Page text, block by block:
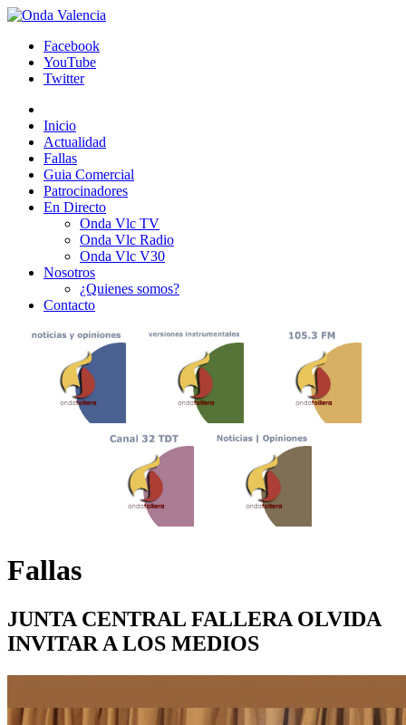
Facebook
YouTube
Twitter
Inicio
Actualidad
Fallas
Guia Comercial
Patrocinadores
En Directo
Onda Vlc TV
Onda Vlc Radio
Onda Vlc V30
Nosotros
¿Quienes somos?
Contacto
Fallas
JUNTA CENTRAL FALLERA OLVIDA
INVITAR A LOS MEDIOS